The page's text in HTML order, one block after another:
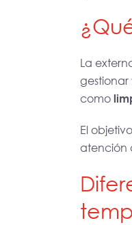
La
gestionar
como
El
atención